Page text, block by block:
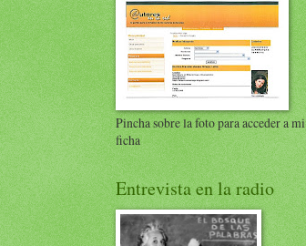
Pincha sobre la foto para acceder a mi
ficha
Entrevista en la radio